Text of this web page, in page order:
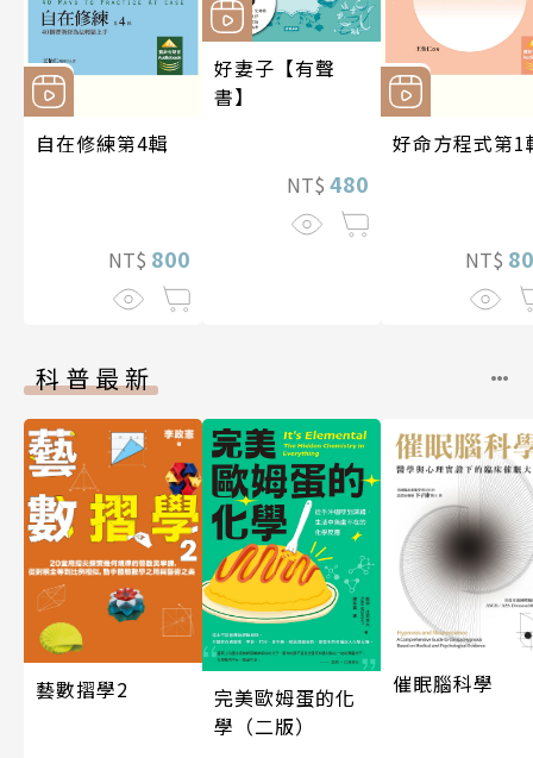
自在修練第4輯
NT$ 800
好妻子【有聲
書】
NT$ 480
好命方程式第1
NT$
科普最新
藝數摺學2
完美歐姆蛋的化
學（二版）
催眠腦科學